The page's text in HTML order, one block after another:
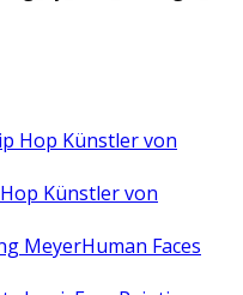
Künstler von
Human Faces